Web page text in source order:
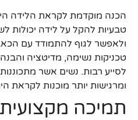
הכנה מוקדמת לקראת הלידה
טבעיות להקל על לידה
ולאפשר לגוף להתמודד עם
טכניקות נשימה, מדיטציה והבנה
לסייע רבות. נשים אשר
ומרגישות יותר מוכנות לקראת
תמיכה מקצועית